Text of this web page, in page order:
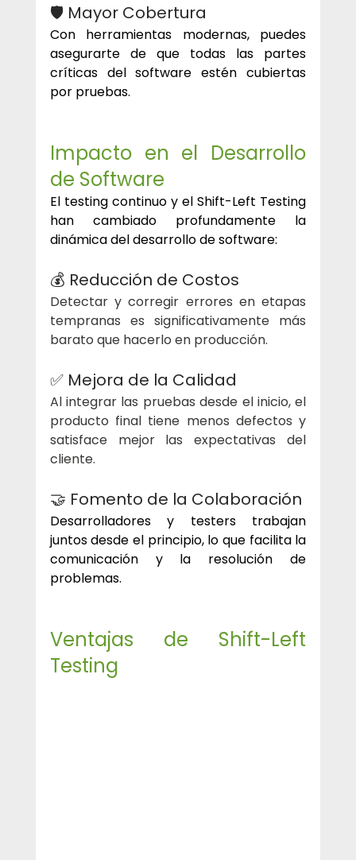
🛡️ Mayor Cobertura
Con herramientas modernas, puedes
asegurarte de que todas las partes
críticas del software estén cubiertas
por pruebas.
Impacto en el Desarrollo
de Software
El testing continuo y el Shift-Left Testing
han cambiado profundamente la
dinámica del desarrollo de software:
💰 Reducción de Costos
Detectar y corregir errores en etapas
tempranas es significativamente más
barato que hacerlo en producción.
✅ Mejora de la Calidad
Al integrar las pruebas desde el inicio, el
producto final tiene menos defectos y
satisface mejor las expectativas del
cliente.
🤝 Fomento de la Colaboración
Desarrolladores y testers trabajan
juntos desde el principio, lo que facilita la
comunicación y la resolución de
problemas.
Ventajas de Shift-Left
Testing